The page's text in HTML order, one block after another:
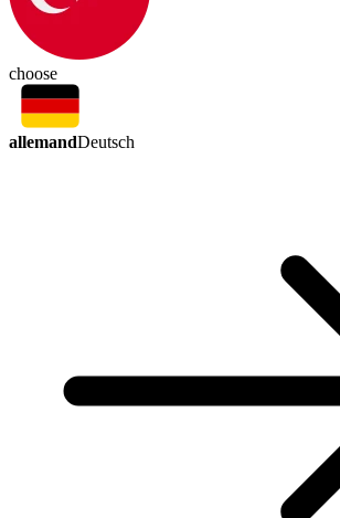
choose
allemandDeutsch